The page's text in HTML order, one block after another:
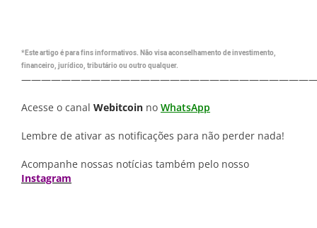
*Este artigo é para fins informativos. Não visa aconselhamento de investimento,
financeiro, jurídico, tributário ou outro qualquer.
Acesse o canal Webitcoin no WhatsApp
Lembre de ativar as notificações para não perder nada!
Acompanhe nossas notícias também pelo nosso
Instagram